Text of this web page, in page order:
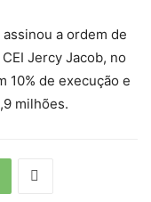
a ordem de
Jercy Jacob, no
10% de execução e
milhões.